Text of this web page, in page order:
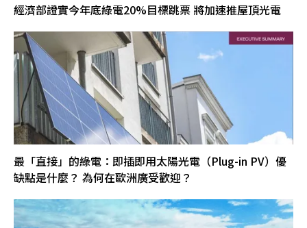
經濟部證實今年底綠電20%目標跳票 將加速推屋頂光電
最「直接」的綠電：即插即用太陽光電（Plug-in PV）優
缺點是什麼？ 為何在歐洲廣受歡迎？